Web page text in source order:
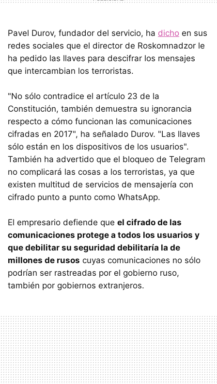
Pavel Durov, fundador del servicio, ha dicho en sus
redes sociales que el director de Roskomnadzor le
ha pedido las llaves para descifrar los mensajes
que intercambian los terroristas.
"No sólo contradice el artículo 23 de la
Constitución, también demuestra su ignorancia
respecto a cómo funcionan las comunicaciones
cifradas en 2017", ha señalado Durov. "Las llaves
sólo están en los dispositivos de los usuarios".
También ha advertido que el bloqueo de Telegram
no complicará las cosas a los terroristas, ya que
existen multitud de servicios de mensajería con
cifrado punto a punto como WhatsApp.
El empresario defiende que el cifrado de las
comunicaciones protege a todos los usuarios y
que debilitar su seguridad debilitaría la de
millones de rusos cuyas comunicaciones no sólo
podrían ser rastreadas por el gobierno ruso,
también por gobiernos extranjeros.